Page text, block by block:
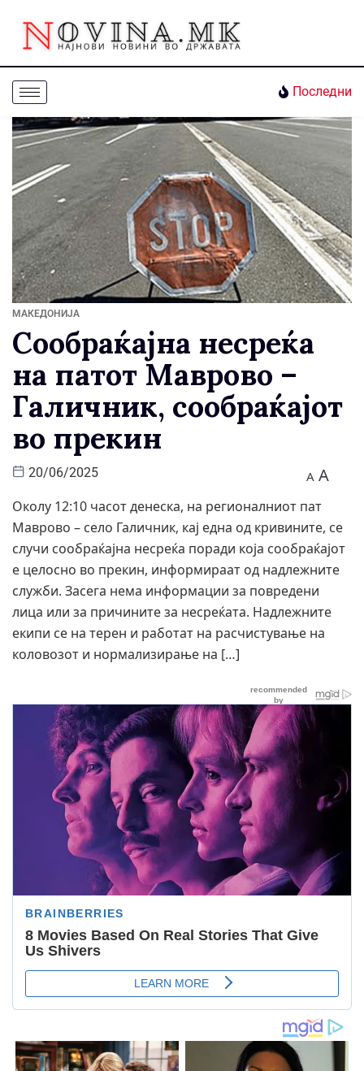
Последни
МАКЕДОНИЈА
Сообраќајна несреќа
на патот Маврово –
Галичник, сообраќајот
во прекин
20/06/2025 A A
Околу 12:10 часот денеска, на регионалниот пат
Маврово – село Галичник, кај една од кривините, се
случи сообраќајна несреќа поради која сообраќајот
е целосно во прекин, информираат од надлежните
служби. Засега нема информации за повредени
лица или за причините за несреќата. Надлежните
екипи се на терен и работат на расчистување на
коловозот и нормализирање на […]